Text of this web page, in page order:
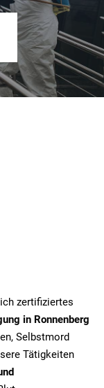
zertifiziertes
in Ronnenberg
Selbstmord
Tätigkeiten